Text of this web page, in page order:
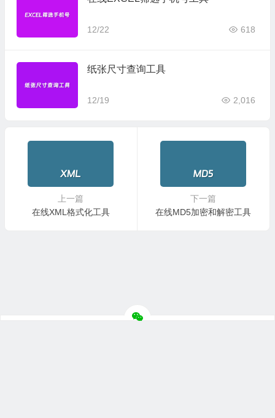
12/22 618
纸张尺寸查询工具
12/19 2,016
上一篇
在线XML格式化工具
下一篇
在线MD5加密和解密工具